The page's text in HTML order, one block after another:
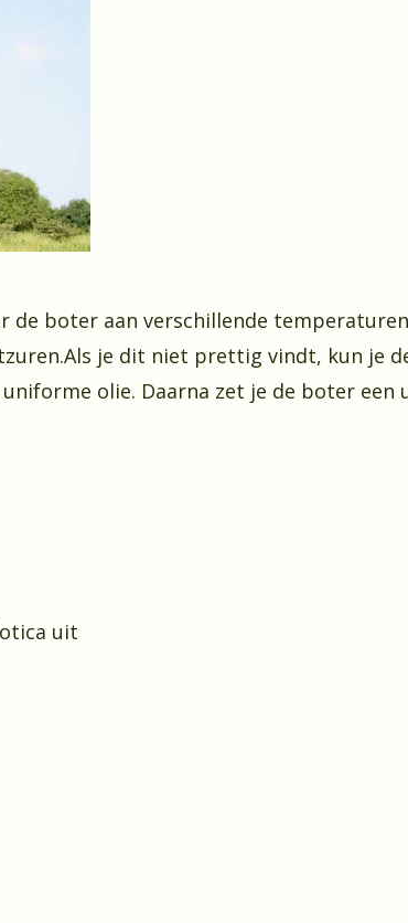
de boter aan verschillende
je dit niet prettig vindt, kun je
olie. Daarna zet je de boter een
uit